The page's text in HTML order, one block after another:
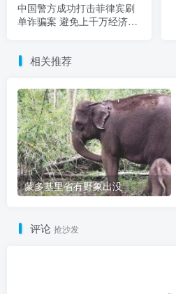
中国警方成功打击菲律宾刷
单诈骗案 避免上千万经济损
相关推荐
蒙多基里省有野象出没
评论 抢沙发